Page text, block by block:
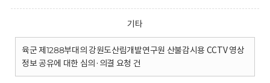
기타
육군 제1288부대의 강원도산림개발연구원 산불감시용 CCTV 영상
정보 공유에 대한 심의·의결 요청 건